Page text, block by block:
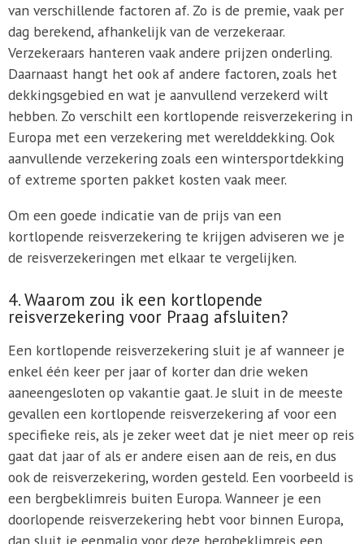
van verschillende factoren af. Zo is de premie, vaak per
dag berekend, afhankelijk van de verzekeraar.
Verzekeraars hanteren vaak andere prijzen onderling.
Daarnaast hangt het ook af andere factoren, zoals het
dekkingsgebied en wat je aanvullend verzekerd wilt
hebben. Zo verschilt een kortlopende reisverzekering in
Europa met een verzekering met werelddekking. Ook
aanvullende verzekering zoals een wintersportdekking
of extreme sporten pakket kosten vaak meer.
Om een goede indicatie van de prijs van een
kortlopende reisverzekering te krijgen adviseren we je
de reisverzekeringen met elkaar te vergelijken.
4. Waarom zou ik een kortlopende
reisverzekering voor Praag afsluiten?
Een kortlopende reisverzekering sluit je af wanneer je
enkel één keer per jaar of korter dan drie weken
aaneengesloten op vakantie gaat. Je sluit in de meeste
gevallen een kortlopende reisverzekering af voor een
specifieke reis, als je zeker weet dat je niet meer op reis
gaat dat jaar of als er andere eisen aan de reis, en dus
ook de reisverzekering, worden gesteld. Een voorbeeld is
een bergbeklimreis buiten Europa. Wanneer je een
doorlopende reisverzekering hebt voor binnen Europa,
dan sluit je eenmalig voor deze bergbeklimreis een